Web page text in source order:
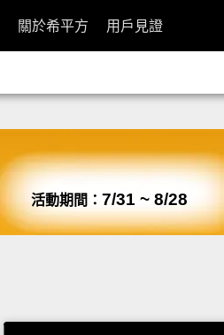
關於希平方 用戶見證
活動期間： 7/31 ~ 8/28